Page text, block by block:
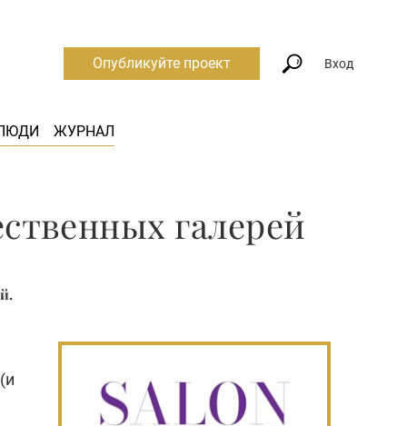
ЖУРНАЛ
Опубликуйте проект Вход
галерей